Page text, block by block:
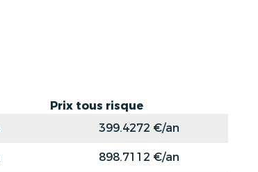
Prix tous risque
399.4272 €/an
898.7112 €/an